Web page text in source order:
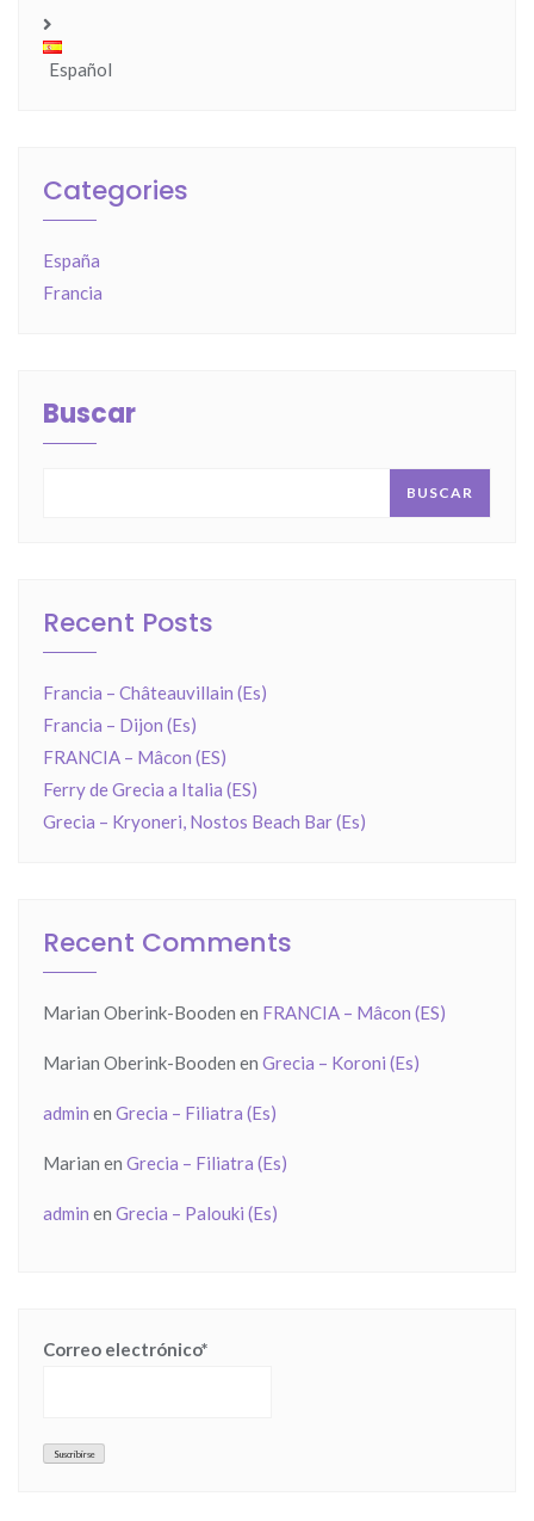
Español
Categories
España
Francia
Buscar
BUSCAR
Recent Posts
Francia – Châteauvillain (Es)
Francia – Dijon (Es)
FRANCIA – Mâcon (ES)
Ferry de Grecia a Italia (ES)
Grecia – Kryoneri, Nostos Beach Bar (Es)
Recent Comments
Marian Oberink-Booden en FRANCIA – Mâcon (ES)
Marian Oberink-Booden en Grecia – Koroni (Es)
admin en Grecia – Filiatra (Es)
Marian en Grecia – Filiatra (Es)
admin en Grecia – Palouki (Es)
Correo electrónico*